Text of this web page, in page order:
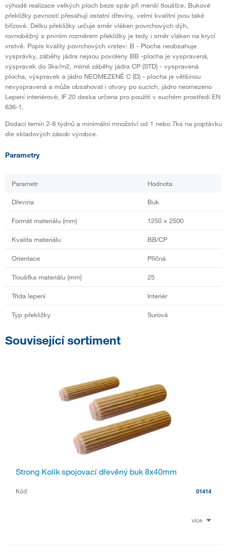
výhodě realizace velkých ploch beze spár při menší tloušťce. Bukové
překližky pevností přesahují ostatní dřeviny, velmi kvalitní jsou také
břízové. Délku překližky určuje směr vláken povrchových dýh,
rovnoběžný s prvním rozměrem překližky je tedy i směr vláken na krycí
vrstvě. Popis kvality povrchových vrstev: B - Plocha neobsahuje
vysprávky, záběhy jádra nejsou povoleny BB -plocha je vyspravená,
výspravek do 3ks/m2, mírné záběhy jádra CP (STD) - vyspravená
plocha, výspravek a jádro NEOMEZENĚ C (D) - plocha je většinou
nevyspravená a může obsahovat i otvory po sucích, jádro neomezeno
Lepení interiérové; IF 20 deska určena pro použití v suchém prostředí EN
636-1.
Dodací temín 2-8 týdnů a minimální množství od 1 nebo 7ks na poptávku
dle skladových zásob výrobce.
Parametry
Parametr Hodnota
Dřevina Buk
Formát materiálu (mm) 1250 x 2500
Kvalita materiálu BB/CP
Orientace Příčná
Tloušťka materiálu (mm) 25
Třída lepení Interiér
Typ překližky Surová
Související sortiment
Strong Kolík spojovací dřevěný buk 8x40mm
Kód 01414
více